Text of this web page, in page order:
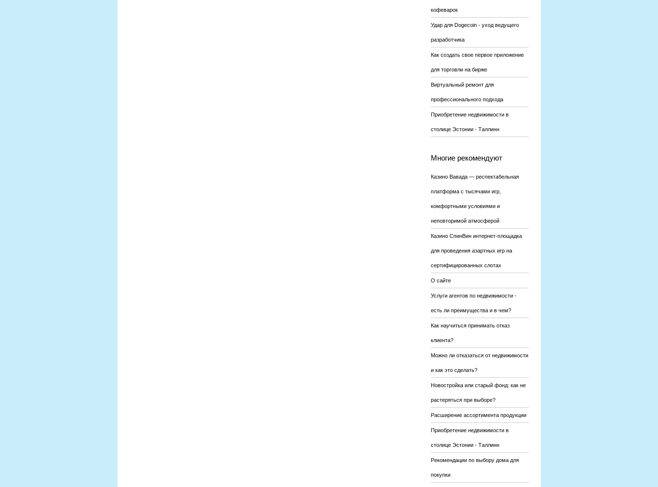
кофеварок
Удар для Dogecoin - уход ведущего
разработчика
Как создать свое первое приложение
для торговли на бирже
Виртуальный ремонт для
профессионального подхода
Приобретение недвижимости в
столице Эстонии - Таллинн
Многие рекомендуют
Казино Вавада — респектабельная
платформа с тысячами игр,
комфортными условиями и
неповторимой атмосферой
Казино СпинВин интернет-площадка
для проведения азартных игр на
сертифицированных слотах
О сайте
Услуги агентов по недвижимости -
есть ли преимущества и в чем?
Как научиться принимать отказ
клиента?
Можно ли отказаться от недвижимости
и как это сделать?
Новостройка или старый фонд: как не
растеряться при выборе?
Расширение ассортимента продукции
Приобретение недвижимости в
столице Эстонии - Таллинн
Рекомендации по выбору дома для
покупки